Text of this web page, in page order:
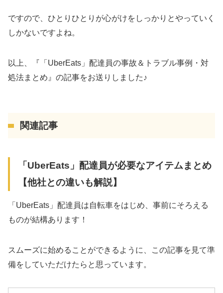
ですので、ひとりひとりが心がけをしっかりとやっていく
しかないですよね。
以上、『「UberEats」配達員の事故＆トラブル事例・対
処法まとめ』の記事をお送りしました♪
関連記事
「UberEats」配達員が必要なアイテムまとめ
【他社との違いも解説】
「UberEats」配達員は自転車をはじめ、事前にそろえる
ものが結構あります！
スムーズに始めることができるように、この記事を見て準
備をしていただけたらと思っています。